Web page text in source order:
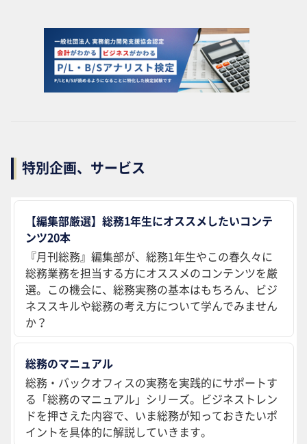
特別企画、サービス
【編集部厳選】総務1年生にオススメしたいコンテ
ンツ20本
『月刊総務』編集部が、総務1年生やこの春久々に
総務業務を担当する方にオススメのコンテンツを厳
選。この機会に、総務実務の基本はもちろん、ビジ
ネススキルや総務の考え方について学んでみません
か？
総務のマニュアル
総務・バックオフィスの実務を実践的にサポートす
る「総務のマニュアル」シリーズ。ビジネストレン
ドを押さえた内容で、いま総務が知っておきたいポ
イントを具体的に解説していきます。